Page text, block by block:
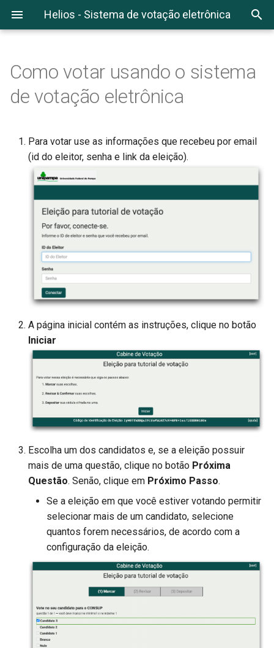
Helios - Sistema de votação eletrônica
Como votar usando o sistema
de votação eletrônica
Para votar use as informações que recebeu por email
(id do eleitor, senha e link da eleição).
A página inicial contém as instruções, clique no botão
Iniciar
Escolha um dos candidatos e, se a eleição possuir
mais de uma questão, clique no botão Próxima
Questão. Senão, clique em Próximo Passo.
Se a eleição em que você estiver votando permitir
selecionar mais de um candidato, selecione
quantos forem necessários, de acordo com a
configuração da eleição.